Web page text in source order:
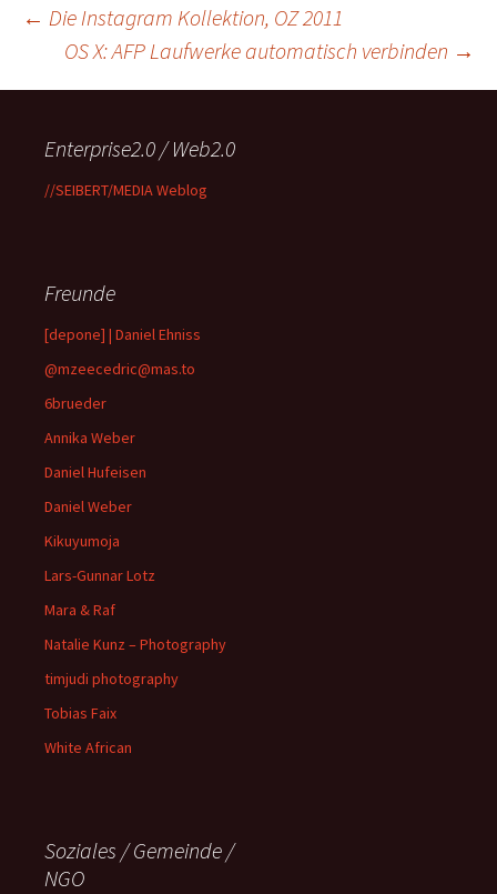
Beitragsnavigation
← Die Instagram Kollektion, OZ 2011
OS X: AFP Laufwerke automatisch verbinden →
Enterprise2.0 / Web2.0
//SEIBERT/MEDIA Weblog
Freunde
[depone] | Daniel Ehniss
@mzeecedric@mas.to
6brueder
Annika Weber
Daniel Hufeisen
Daniel Weber
Kikuyumoja
Lars-Gunnar Lotz
Mara & Raf
Natalie Kunz – Photography
timjudi photography
Tobias Faix
White African
Soziales / Gemeinde /
NGO